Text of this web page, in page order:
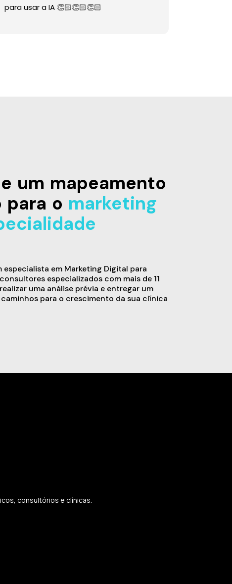
para usar a IA 👏🏻👏🏻👏🏻
um mapeamento
para o marketing
especialista em Marketing Digital para
especializados com mais de 11
uma análise prévia e entregar um
para o crescimento da sua clínica
consultórios e clínicas.